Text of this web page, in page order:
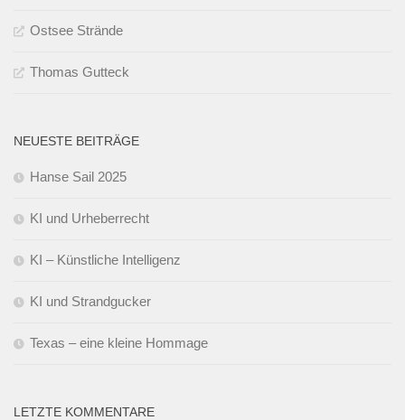
Ostsee Strände
Thomas Gutteck
NEUESTE BEITRÄGE
Hanse Sail 2025
KI und Urheberrecht
KI – Künstliche Intelligenz
KI und Strandgucker
Texas – eine kleine Hommage
LETZTE KOMMENTARE